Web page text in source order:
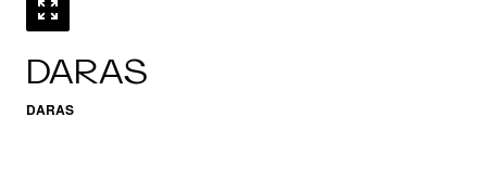
DARAS
DARAS